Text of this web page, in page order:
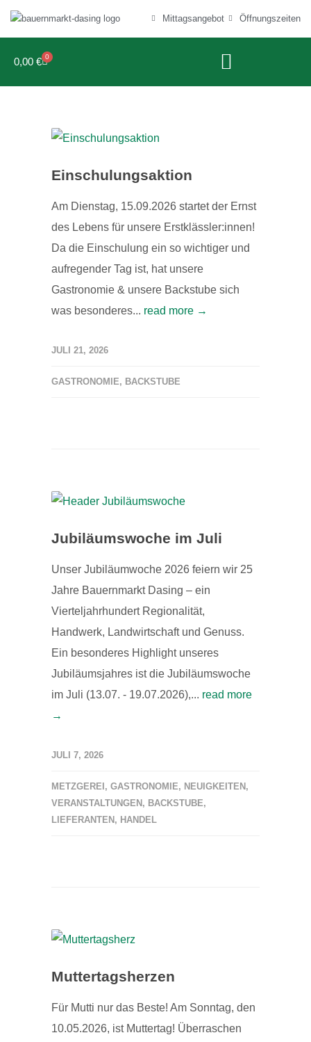
Mittagsangebot Öffnungszeiten
0,00 € 0
Einschulungsaktion
Am Dienstag, 15.09.2026 startet der Ernst
des Lebens für unsere Erstklässler:innen!
Da die Einschulung ein so wichtiger und
aufregender Tag ist, hat unsere
Gastronomie & unsere Backstube sich
was besonderes... read more →
JULI 21, 2026
GASTRONOMIE, BACKSTUBE
Jubiläumswoche im Juli
Unser Jubiläumwoche 2026 feiern wir 25
Jahre Bauernmarkt Dasing – ein
Vierteljahrhundert Regionalität,
Handwerk, Landwirtschaft und Genuss.
Ein besonderes Highlight unseres
Jubiläumsjahres ist die Jubiläumswoche
im Juli (13.07. - 19.07.2026),... read more
→
JULI 7, 2026
METZGEREI , GASTRONOMIE, NEUIGKEITEN ,
VERANSTALTUNGEN , BACKSTUBE,
LIEFERANTEN , HANDEL
Muttertagsherzen
Für Mutti nur das Beste! Am Sonntag, den
10.05.2026, ist Muttertag! Überraschen